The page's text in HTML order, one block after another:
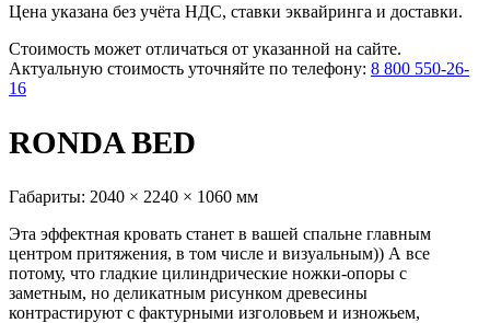
Цена указана без учёта НДС, ставки эквайринга и доставки.
Стоимость может отличаться от указанной на сайте.
Актуальную стоимость уточняйте по телефону: 8 800 550-26-
16
RONDA BED
Габариты: 2040 × 2240 × 1060 мм
Эта эффектная кровать станет в вашей спальне главным
центром притяжения, в том числе и визуальным)) А все
потому, что гладкие цилиндрические ножки-опоры с
заметным, но деликатным рисунком древесины
контрастируют с фактурными изголовьем и изножьем,